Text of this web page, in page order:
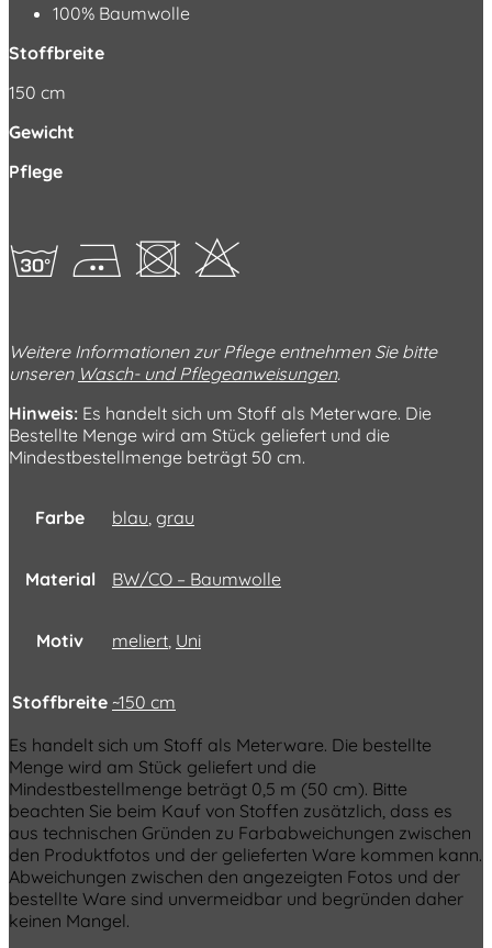
100% Baumwolle
Stoffbreite
150 cm
Gewicht
Pflege
gEUH
Weitere Informationen zur Pflege entnehmen Sie bitte
unseren Wasch- und Pflegeanweisungen.
Hinweis: Es handelt sich um Stoff als Meterware. Die
Bestellte Menge wird am Stück geliefert und die
Mindestbestellmenge beträgt 50 cm.
Farbe blau grau
Material BW/CO – Baumwolle
Motiv meliert Uni
Stoffbreite ~150 cm
Es handelt sich um Stoff als Meterware. Die bestellte
Menge wird am Stück geliefert und die
Mindestbestellmenge beträgt 0,5 m (50 cm). Bitte
beachten Sie beim Kauf von Stoffen zusätzlich, dass es
aus technischen Gründen zu Farbabweichungen zwischen
den Produktfotos und der gelieferten Ware kommen kann.
Abweichungen zwischen den angezeigten Fotos und der
bestellte Ware sind unvermeidbar und begründen daher
keinen Mangel.